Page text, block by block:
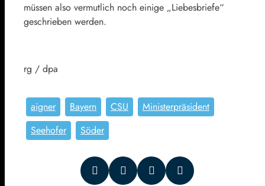
müssen also vermutlich noch einige „Liebesbriefe“
geschrieben werden.
rg / dpa
aigner Bayern CSU
Ministerpräsident
Seehofer
Söder